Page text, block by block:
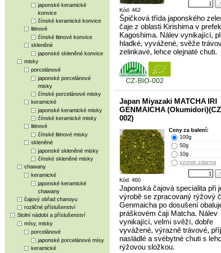
japonské keramické
konvice
čínské keramické konvice
litinové
čínské litinové konvice
skleněné
japonské skleněné konvice
misky
porcelánové
japonské porcelánové
misky
čínské porcelánové misky
keramické
japonské keramické misky
čínské keramické misky
litinové
čínské litinové misky
skleněné
japonské skleněné misky
čínské skleněné misky
chawany
keramické
japonské keramické
chawany
čajový obřad chanoyu
rozličné příslušenství
Stolní nádobí a příslušenství
mísy, misky
porcelánové
japonské porcelánové mísy
keramické
Kód: 462
Špičková třída japonského
čaje z oblasti Kirishima v
Kagoshima. Nálev vynikající,
hladké, vyvážené, svěže
zelinkavé, lehce olejnaté chuti.
CZ-BIO-002
Japan Miyazaki MATCHA IRI
GENMAICHA
002)
Kód: 460
Ceny za balení:
100g
50g
10g
vzorek zdarma
Japonská čajová specialita při
výrobě se zpracovaný rýžový
Genmaicha po dosušení
práškovém čaji Matcha. Nálev
vynikající, velmi svěží, dobře
vyvážené, výrazně trávové,
nasládlé a svébytné chuti s
rýžovou složkou.